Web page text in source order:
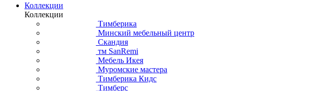
Коллекции
Коллекции
Тимберика
Минский мебельный центр
Скандия
тм SanRemi
Мебель Икея
Муромские мастера
Тимберика Кидс
Тимберс